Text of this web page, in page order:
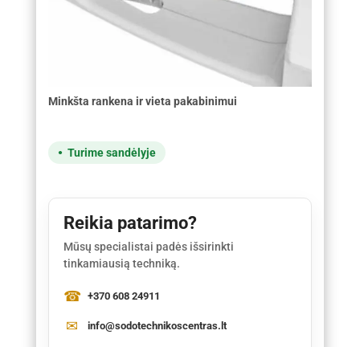
Minkšta rankena ir vieta pakabinimui
Turime sandėlyje
Reikia patarimo?
Mūsų specialistai padės išsirinkti
tinkamiausią techniką.
+370 608 24911
info@sodotechnikoscentras.lt